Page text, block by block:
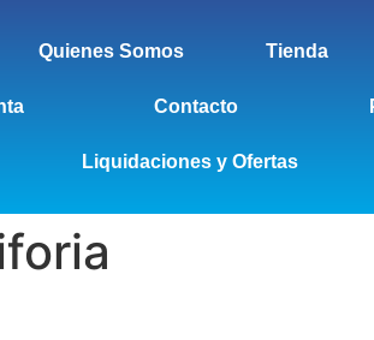
Quienes Somos Tienda
Contacto
Liquidaciones y Ofertas